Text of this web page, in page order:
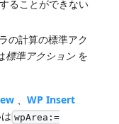
ることができない
の計算の標準アク
標準アクション を
、WP Insert
wpArea:=